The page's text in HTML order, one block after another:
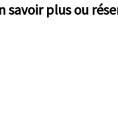
savoir plus ou
Blog Sundesk